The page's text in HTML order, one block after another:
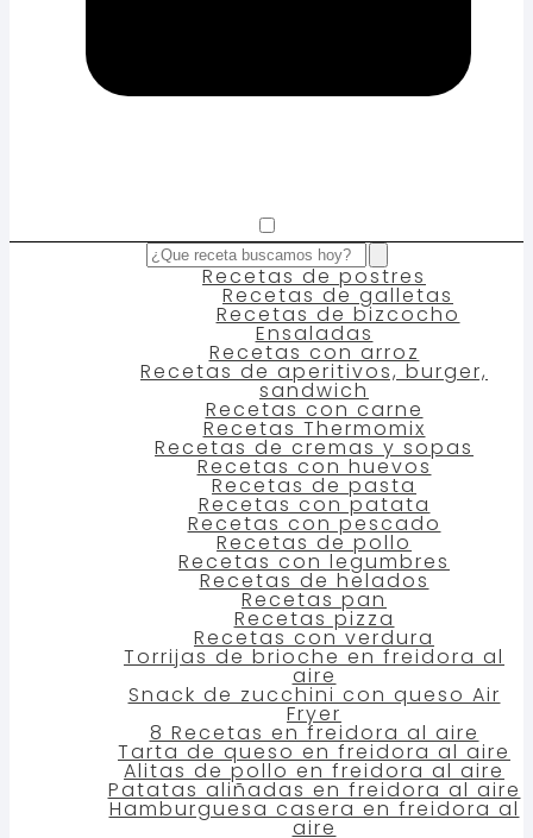
Recetas de postres
Recetas de galletas
Recetas de bizcocho
Ensaladas
Recetas con arroz
Recetas de aperitivos, burger,
sandwich
Recetas con carne
Recetas Thermomix
Recetas de cremas y sopas
Recetas con huevos
Recetas de pasta
Recetas con patata
Recetas con pescado
Recetas de pollo
Recetas con legumbres
Recetas de helados
Recetas pan
Recetas pizza
Recetas con verdura
Torrijas de brioche en freidora al
aire
Snack de zucchini con queso Air
Fryer
8 Recetas en freidora al aire
Tarta de queso en freidora al aire
Alitas de pollo en freidora al aire
Patatas aliñadas en freidora al aire
Hamburguesa casera en freidora al
aire